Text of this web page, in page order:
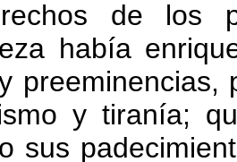
de los
había
y tiranía;
sus